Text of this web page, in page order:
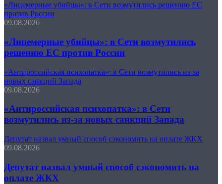
«Лицемерные убийцы»: в Сети возмутились решению ЕС
против России
09.08.2026
«Лицемерные убийцы»: в Сети возмутились
решению ЕС против России
«Антироссийская психопатка»: в Сети возмутились из-за
новых санкций Запада
09.08.2026
«Антироссийская психопатка»: в Сети
возмутились из-за новых санкций Запада
Депутат назвал умный способ сэкономить на оплате ЖКХ
09.08.2026
Депутат назвал умный способ сэкономить на
оплате ЖКХ